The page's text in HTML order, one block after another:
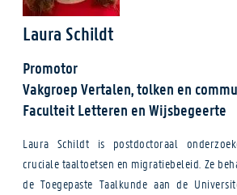
Laura Schildt
Promotor
Vakgroep Vertalen, tolken en
Faculteit Letteren en Wijsbegeerte
Laura Schildt is postdoctoraal
cruciale taaltoetsen en migratiebeleid. Ze
de Toegepaste Taalkunde aan de